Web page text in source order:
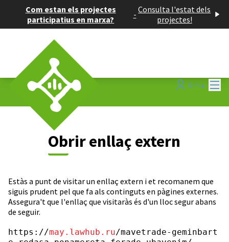
Com estan els projectes
participatius en marxa?
- Consulta l'estat dels
projectes!
Entra
Obrir enllaç extern
Estàs a punt de visitar un enllaç extern i et recomanem que
siguis prudent pel que fa als continguts en pàgines externes.
Assegura't que l'enllaç que visitaràs és d'un lloc segur abans
de seguir.
https://may.lawhub.ru/mavetrade-geminbart